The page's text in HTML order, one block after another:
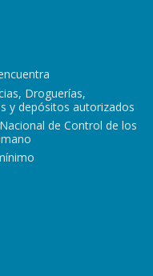
Droguerías,
y depósitos autorizados
de Control de los